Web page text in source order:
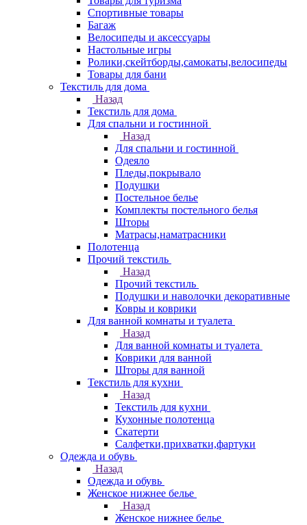
Спортивные товары
Багаж
Велосипеды и аксессуары
Настольные игры
Ролики,скейтборды,самокаты,велосипеды
Товары для бани
Текстиль для дома
Назад
Текстиль для дома
Для спальни и гостинной
Назад
Для спальни и гостинной
Одеяло
Пледы,покрывало
Подушки
Постельное белье
Комплекты постельного белья
Шторы
Матрасы,наматрасники
Полотенца
Прочий текстиль
Назад
Прочий текстиль
Подушки и наволочки декоративные
Ковры и коврики
Для ванной комнаты и туалета
Назад
Для ванной комнаты и туалета
Коврики для ванной
Шторы для ванной
Текстиль для кухни
Назад
Текстиль для кухни
Кухонные полотенца
Скатерти
Салфетки,прихватки,фартуки
Одежда и обувь
Назад
Одежда и обувь
Женское нижнее белье
Назад
Женское нижнее белье